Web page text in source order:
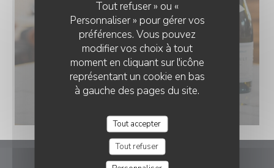
Tout refuser » ou «
Personnaliser » pour gérer vos
préférences. Vous pouvez
modifier vos choix à tout
moment en cliquant sur l'icône
représentant un cookie en bas
à gauche des pages du site.
Tout accepter
Tout refuser